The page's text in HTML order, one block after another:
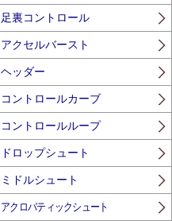
足裏コントロール
アクセルバースト
ヘッダー
コントロールカーブ
コントロールループ
ドロップシュート
ミドルシュート
アクロバティックシュート